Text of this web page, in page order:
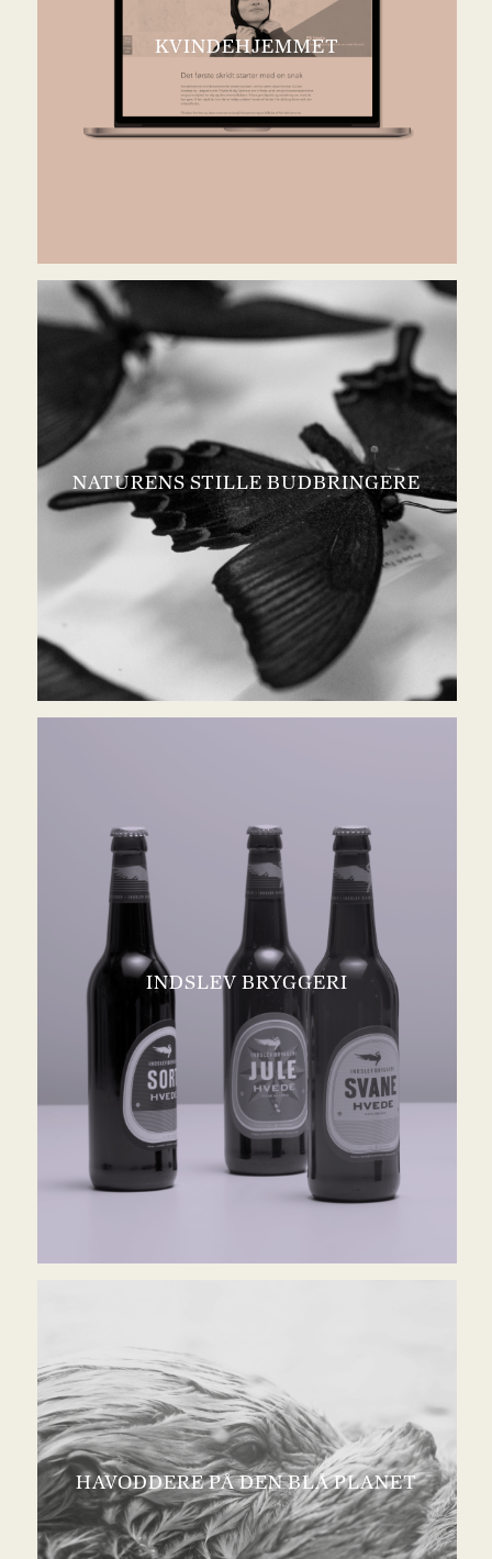
KVINDEHJEMMET
NATURENS STILLE BUDBRINGERE
INDSLEV BRYGGERI
HAVODDERE PÅ DEN BLÅ PLANET